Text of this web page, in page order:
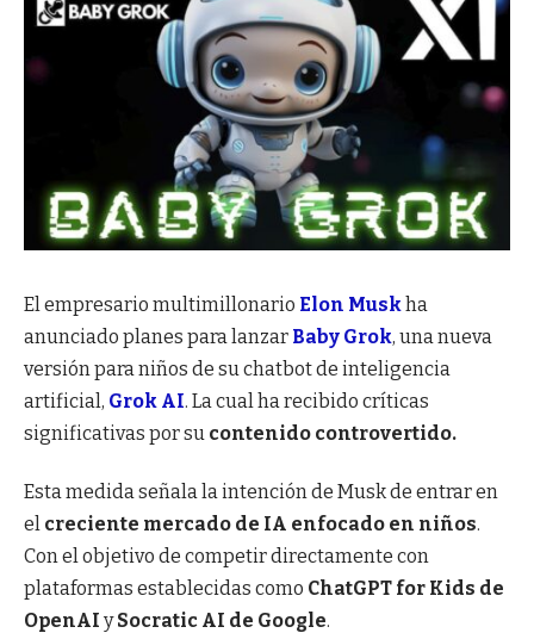
El empresario multimillonario Elon Musk ha
anunciado planes para lanzar Baby Grok, una nueva
versión para niños de su chatbot de inteligencia
artificial, Grok AI. La cual ha recibido críticas
significativas por su contenido controvertido.
Esta medida señala la intención de Musk de entrar en
el creciente mercado de IA enfocado en niños.
Con el objetivo de competir directamente con
plataformas establecidas como ChatGPT for Kids de
OpenAI ySocratic AI de Google.